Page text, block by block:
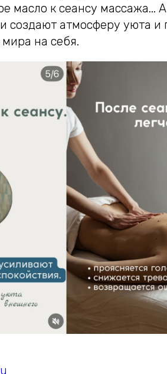
масло к сеансу массажа...
создают атмосферу уюта и
на себя.